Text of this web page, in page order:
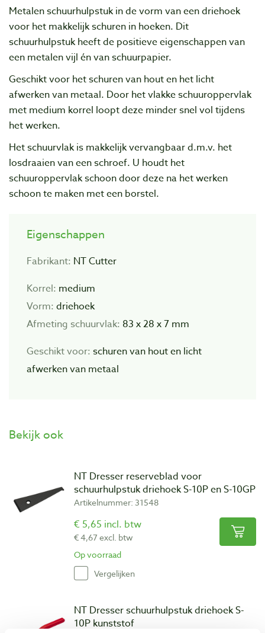
Metalen schuurhulpstuk in de vorm van een driehoek
voor het makkelijk schuren in hoeken. Dit
schuurhulpstuk heeft de positieve eigenschappen van
een metalen vijl én van schuurpapier.
Geschikt voor het schuren van hout en het licht
afwerken van metaal. Door het vlakke schuuroppervlak
met medium korrel loopt deze minder snel vol tijdens
het werken.
Het schuurvlak is makkelijk vervangbaar d.m.v. het
losdraaien van een schroef. U houdt het
schuuroppervlak schoon door deze na het werken
schoon te maken met een borstel.
Eigenschappen
Fabrikant: NT Cutter
Korrel: medium
Vorm: driehoek
Afmeting schuurvlak: 83 x 28 x 7 mm
Geschikt voor: schuren van hout en licht
afwerken van metaal
Bekijk ook
NT Dresser reserveblad voor
schuurhulpstuk driehoek S-10P en S-10GP
Artikelnummer: 31548
€ 5,65 incl. btw
€ 4,67 excl. btw
Op voorraad
Vergelijken
NT Dresser schuurhulpstuk driehoek S-
10P kunststof